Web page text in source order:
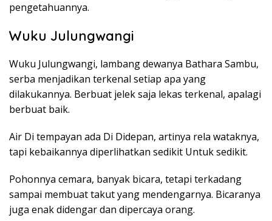
pengetahuannya.
Wuku Julungwangi
Wuku Julungwangi, lambang dewanya Bathara Sambu,
serba menjadikan terkenal setiap apa yang
dilakukannya. Berbuat jelek saja lekas terkenal, apalagi
berbuat baik.
Air Di tempayan ada Di Didepan, artinya rela wataknya,
tapi kebaikannya diperlihatkan sedikit Untuk sedikit.
Pohonnya cemara, banyak bicara, tetapi terkadang
sampai membuat takut yang mendengarnya. Bicaranya
juga enak didengar dan dipercaya orang.